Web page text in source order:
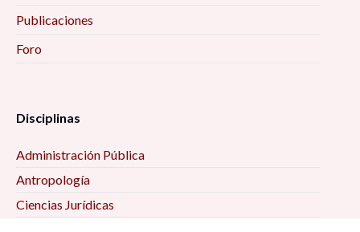
Publicaciones
Foro
Disciplinas
Administración Pública
Antropología
Ciencias Jurídicas